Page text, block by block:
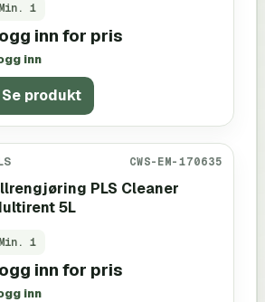
Min. 1
inn for pris
inn
Se produkt
CWS-EM-170635
PLS Cleaner
5L
Min. 1
inn for pris
inn